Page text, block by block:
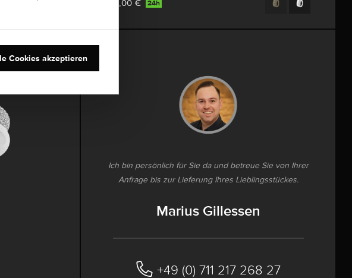
189,00 € 24h
Ich bin persönlich für Sie da und betreue Sie von Ihrer
Anfrage bis zur Lieferung Ihres Lieblingsstückes.
Marius Gillessen
+49 (0) 711 217 268 27
Cookies akzeptieren